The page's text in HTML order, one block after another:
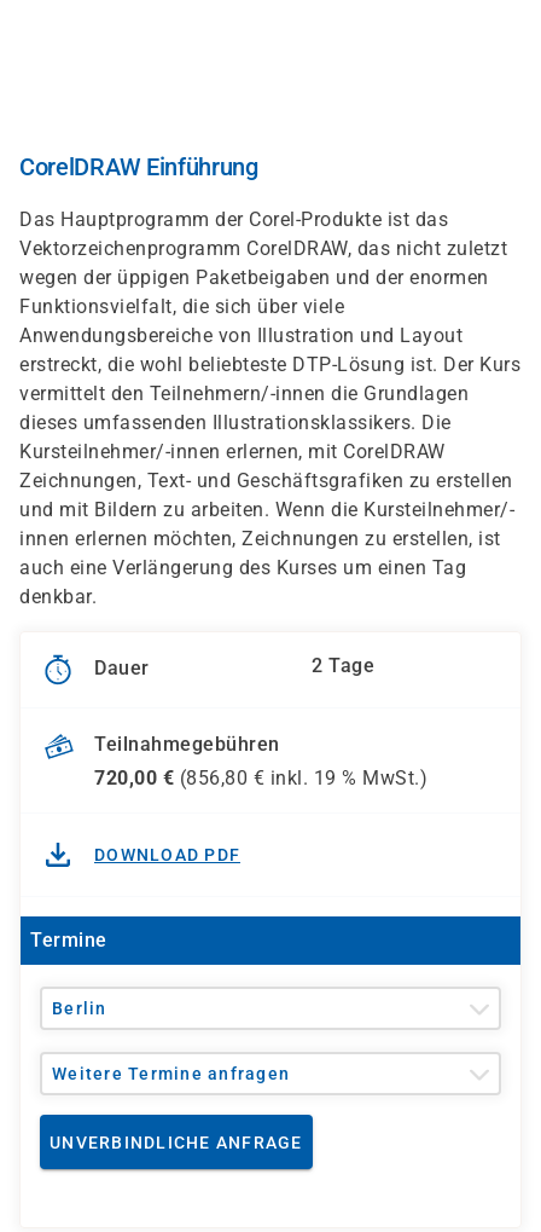
CorelDRAW Einführung
Das Hauptprogramm der Corel-Produkte ist das
Vektorzeichenprogramm CorelDRAW, das nicht zuletzt
wegen der üppigen Paketbeigaben und der enormen
Funktionsvielfalt, die sich über viele
Anwendungsbereiche von Illustration und Layout
erstreckt, die wohl beliebteste DTP-Lösung ist. Der Kurs
vermittelt den Teilnehmern/-innen die Grundlagen
dieses umfassenden Illustrationsklassikers. Die
Kursteilnehmer/-innen erlernen, mit CorelDRAW
Zeichnungen, Text- und Geschäftsgrafiken zu erstellen
und mit Bildern zu arbeiten. Wenn die Kursteilnehmer/-
innen erlernen möchten, Zeichnungen zu erstellen, ist
auch eine Verlängerung des Kurses um einen Tag
denkbar.
Dauer 2 Tage
Teilnahmegebühren
720,00 € (856,80 € inkl. 19 % MwSt.)
DOWNLOAD PDF
Termine
Berlin
Weitere Termine anfragen
UNVERBINDLICHE ANFRAGE